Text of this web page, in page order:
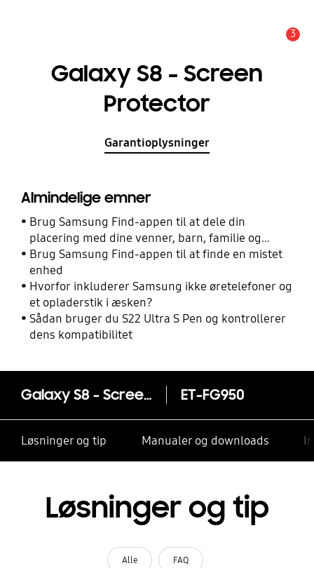
3
Galaxy S8 - Screen
Protector
Garantioplysninger
Almindelige emner
Brug Samsung Find-appen til at dele din
placering med dine venner, barn, familie og
andre kontakter
Brug Samsung Find-appen til at finde en mistet
enhed
Hvorfor inkluderer Samsung ikke øretelefoner og
et opladerstik i æsken?
Sådan bruger du S22 Ultra S Pen og kontrollerer
dens kompatibilitet
Galaxy S8 - Screen Protector ET-FG950
Løsninger og tip Manualer og downloads
Løsninger og tip
Alle FAQ